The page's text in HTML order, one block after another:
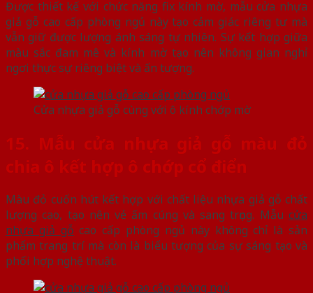
Được thiết kế với chức năng fix kính mờ, mẫu cửa nhựa
giả gỗ cao cấp phòng ngủ này tạo cảm giác riêng tư mà
vẫn giữ được lượng ánh sáng tự nhiên. Sự kết hợp giữa
màu sắc đam mê và kính mờ tạo nên không gian nghỉ
ngơi thực sự riêng biệt và ấn tượng.
Cửa nhựa giả gỗ cùng với ô kính chớp mờ
15. Mẫu cửa nhựa giả gỗ màu đỏ
chia ô kết hợp ô chớp cổ điển
Màu đỏ cuốn hút kết hợp với chất liệu nhựa giả gỗ chất
lượng cao, tạo nên vẻ ấm cúng và sang trọng. Mẫu cửa
nhựa giả gỗ cao cấp phòng ngủ này không chỉ là sản
phẩm trang trí mà còn là biểu tượng của sự sáng tạo và
phối hợp nghệ thuật.